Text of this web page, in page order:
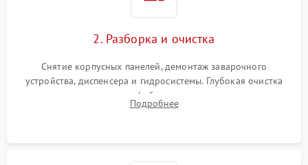
2. Разборка и очистка
Снятие корпусных панелей, демонтаж заварочного
устройства, диспенсера и гидросистемы. Глубокая очистка
внутренних узлов от кофейных масел, жмыха и накипи.
Промывка дренажных каналов и фильтров с использованием
Подробнее